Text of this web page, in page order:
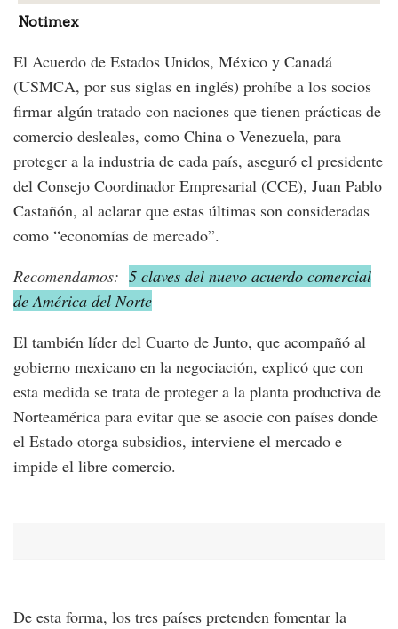
Notimex
El Acuerdo de Estados Unidos, México y Canadá
(USMCA, por sus siglas en inglés) prohíbe a los socios
firmar algún tratado con naciones que tienen prácticas de
comercio desleales, como China o Venezuela, para
proteger a la industria de cada país, aseguró el presidente
del Consejo Coordinador Empresarial (CCE), Juan Pablo
Castañón, al aclarar que estas últimas son consideradas
como “economías de mercado”.
Recomendamos: 5 claves del nuevo acuerdo comercial
de América del Norte
El también líder del Cuarto de Junto, que acompañó al
gobierno mexicano en la negociación, explicó que con
esta medida se trata de proteger a la planta productiva de
Norteamérica para evitar que se asocie con países donde
el Estado otorga subsidios, interviene el mercado e
impide el libre comercio.
De esta forma, los tres países pretenden fomentar la